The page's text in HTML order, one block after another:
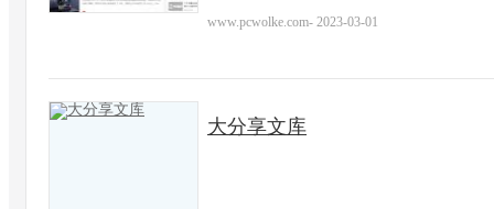
www.pcwolke.com- 2023-03-01
大分享文库